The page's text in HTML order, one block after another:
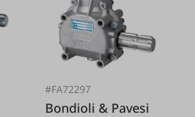
#FA72297
Bondioli & Pavesi